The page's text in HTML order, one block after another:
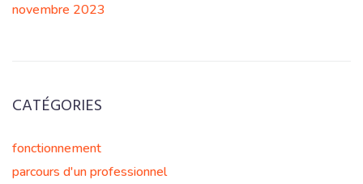
novembre 2023
CATÉGORIES
fonctionnement
parcours d'un professionnel